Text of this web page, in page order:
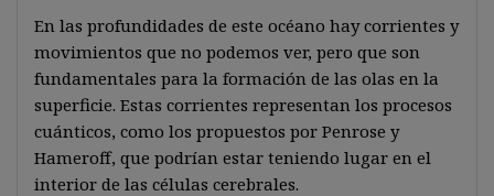
En las profundidades de este océano hay corrientes y
movimientos que no podemos ver, pero que son
fundamentales para la formación de las olas en la
superficie. Estas corrientes representan los procesos
cuánticos, como los propuestos por Penrose y
Hameroff, que podrían estar teniendo lugar en el
interior de las células cerebrales.